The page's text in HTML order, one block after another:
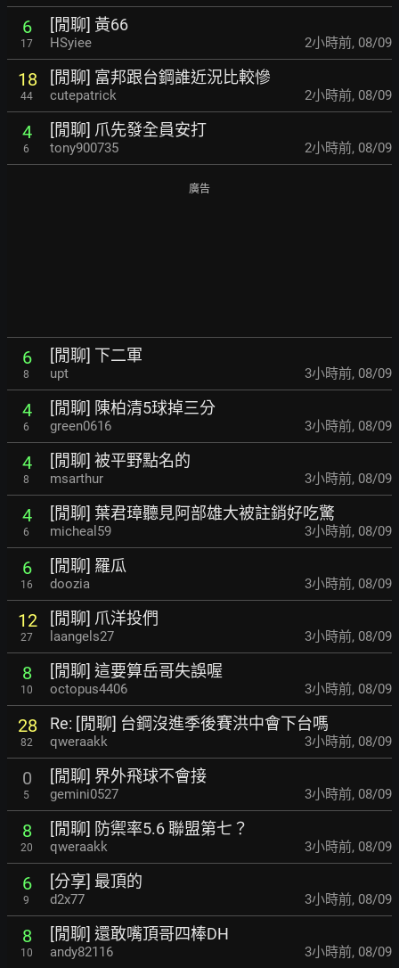
6
17
[閒聊] 黃66
HSyiee 2小時前, 08/09
18
44
[閒聊] 富邦跟台鋼誰近況比較慘
cutepatrick 2小時前, 08/09
4
6
[閒聊] 爪先發全員安打
tony900735 2小時前, 08/09
廣告
6
8
[閒聊] 下二軍
upt 3小時前, 08/09
4
6
[閒聊] 陳柏清5球掉三分
green0616 3小時前, 08/09
4
8
[閒聊] 被平野點名的
msarthur 3小時前, 08/09
4
6
[閒聊] 葉君璋聽見阿部雄大被註銷好吃驚
micheal59 3小時前, 08/09
6
16
[閒聊] 羅瓜
doozia 3小時前, 08/09
12
27
[閒聊] 爪洋投們
laangels27 3小時前, 08/09
8
10
[閒聊] 這要算岳哥失誤喔
octopus4406 3小時前, 08/09
28
82
Re: [閒聊] 台鋼沒進季後賽洪中會下台嗎
qweraakk 3小時前, 08/09
0
5
[閒聊] 界外飛球不會接
gemini0527 3小時前, 08/09
8
20
[閒聊] 防禦率5.6 聯盟第七？
qweraakk 3小時前, 08/09
6
9
[分享] 最頂的
d2x77 3小時前, 08/09
8
10
[閒聊] 還敢嘴頂哥四棒DH
andy82116 3小時前, 08/09